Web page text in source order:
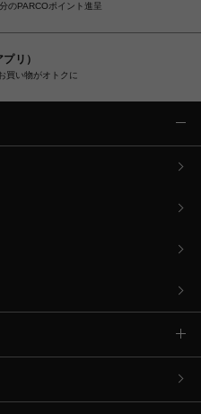
のPARCOポイント進呈
リ）
買い物がオトクに